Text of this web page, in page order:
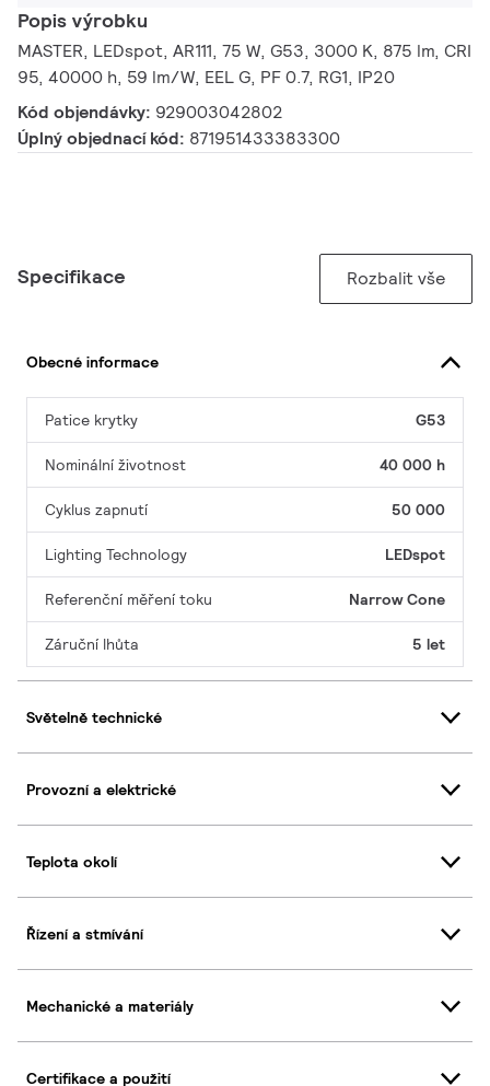
Popis výrobku
MASTER, LEDspot, AR111, 75 W, G53, 3000 K, 875 lm, CRI
95, 40000 h, 59 lm/W, EEL G, PF 0.7, RG1, IP20
Kód objendávky: 929003042802
Úplný objednací kód: 871951433383300
Specifikace Rozbalit vše
Obecné informace
Patice krytky G53
Nominální životnost 40 000 h
Cyklus zapnutí 50 000
Lighting Technology LEDspot
Referenční měření toku Narrow Cone
Záruční lhůta 5 let
Světelně technické
Provozní a elektrické
Teplota okolí
Řízení a stmívání
Mechanické a materiály
Certifikace a použití